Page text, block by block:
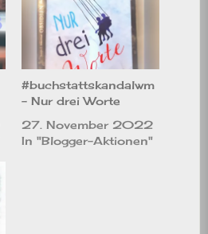
#buchstattskandalwm
– Nur drei Worte
27. November 2022
In "Blogger-Aktionen"